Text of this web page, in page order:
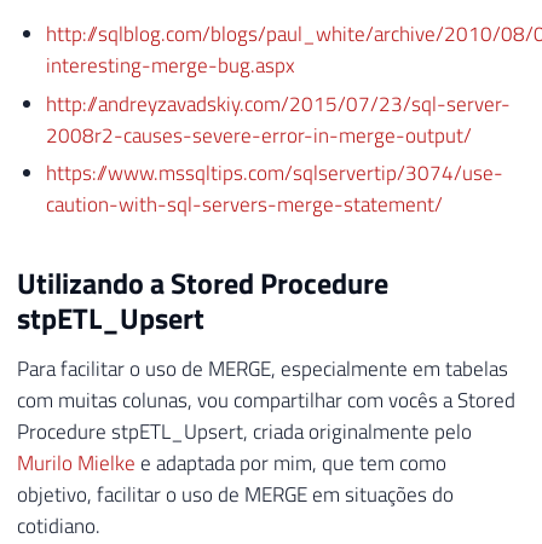
http://sqlblog.com/blogs/paul_white/archive/2010/
interesting-merge-bug.aspx
http://andreyzavadskiy.com/2015/07/23/sql-server-
2008r2-causes-severe-error-in-merge-output/
https://www.mssqltips.com/sqlservertip/3074/use-
caution-with-sql-servers-merge-statement/
Utilizando a Stored Procedure
stpETL_Upsert
Para facilitar o uso de MERGE, especialmente em tabelas
com muitas colunas, vou compartilhar com vocês a Stored
Procedure stpETL_Upsert, criada originalmente pelo
Murilo Mielke e adaptada por mim, que tem como
objetivo, facilitar o uso de MERGE em situações do
cotidiano.